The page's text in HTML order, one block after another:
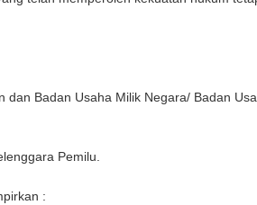
Badan Usaha Milik Negara/ Badan
Pemilu.
: